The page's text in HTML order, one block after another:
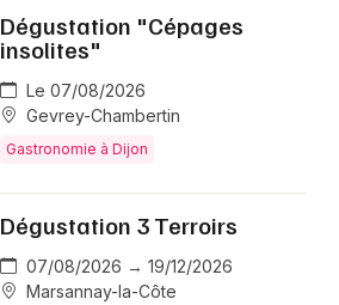
Dégustation "Cépages
insolites"
Le 07/08/2026
Gevrey-Chambertin
Gastronomie à Dijon
Dégustation 3 Terroirs
07/08/2026 → 19/12/2026
Marsannay-la-Côte